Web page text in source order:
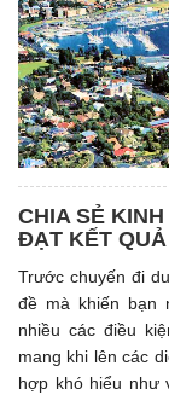
CHIA SẺ
ĐẠT KẾT
Trước chuyến đi
đề mà khiến bạn
nhiều các điều
mang khi lên các
hợp khó hiểu như